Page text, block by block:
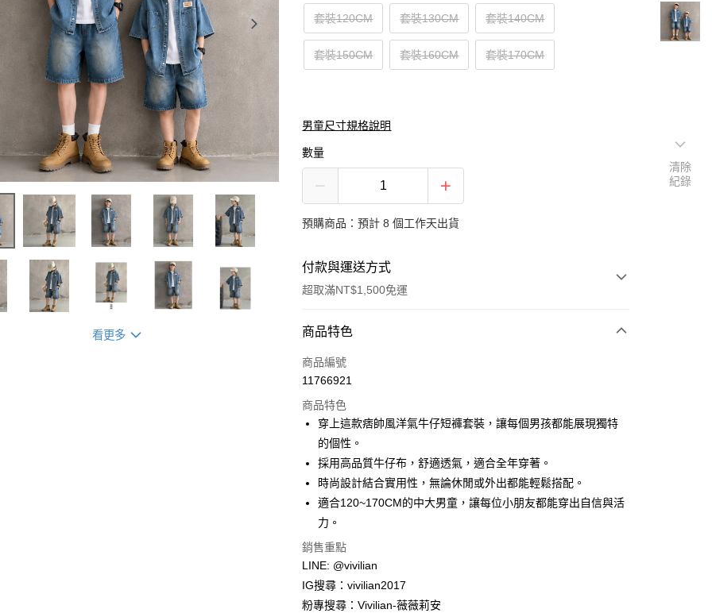
看更多
套裝120CM 套裝130CM 套裝140CM
套裝150CM 套裝160CM 套裝170CM
男童尺寸規格說明
數量
預購商品：預計 8 個工作天出貨
付款與運送方式
超取滿NT$1,500免運
付款方式
信用卡一次付款
3 期 0 利率 每期NT$330 21家銀行
合作金庫商業銀行
華南商業銀行
彰化商業銀行
國泰世華商業銀行
兆豐國際商業銀行
臺灣中小企業銀行
台中商業銀行
匯豐（台灣）商業銀行
聯邦商業銀行
玉山商業銀行
台新國際商業銀行
台灣樂天信用卡公司
超商取貨付款
Apple Pay
悠遊付
Google Pay
商品特色
商品編號
11766921
商品特色
穿上這款痞帥風洋氣牛仔短褲套裝，讓每個男孩都能展現獨特
的個性。
採用高品質牛仔布，舒適透氣，適合全年穿著。
時尚設計結合實用性，無論休閒或外出都能輕鬆搭配。
適合120~170CM的中大男童，讓每位小朋友都能穿出自信與活
力。
銷售重點
LINE: @vivilian
IG搜尋：vivilian2017
粉專搜尋：Vivilian-薇薇莉安
清除
紀錄